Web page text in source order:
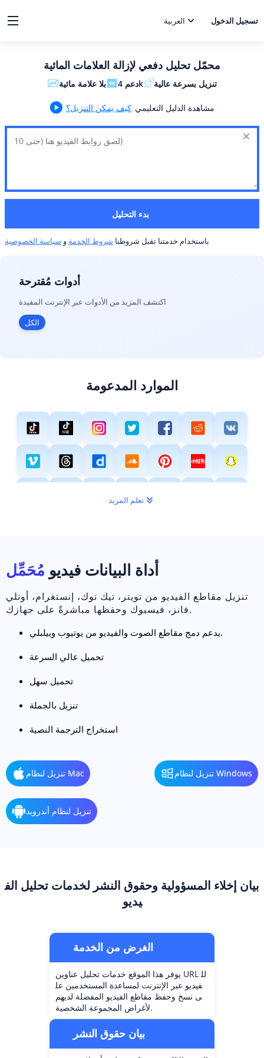
العربية تسجيل الدخول
محمّل تحليل دفعي لإزالة العلامات المائية
بلا علامة مائية دعم 4k تنزيل بسرعة عالية
كيف يمكن التنزيل؟ مشاهدة الدليل التعليمي
بدء التحليل
باستخدام خدمتنا تقبل شروطنا شروط الخدمة و سياسة الخصوصية
أدوات مُقترحة
اكتشف المزيد من الأدوات عبر الإنترنت المفيدة
الكل
الموارد المدعومة
تعلم المزيد
أداة البيانات فيديو مُحَمِّل
تنزيل مقاطع الفيديو من تويتر، تيك توك، إنستغرام، أونلي
فانز، فيسبوك وحفظها مباشرةً على جهازك.
يدعم دمج مقاطع الصوت والفيديو من يوتيوب وبيلبلي.
تحميل عالي السرعة
تحميل سهل
تنزيل بالجملة
استخراج الترجمة النصية
تنزيل لنظام Mac تنزيل لنظام Windows
تنزيل لنظام أندرويد
بيان إخلاء المسؤولية وحقوق النشر لخدمات تحليل الف
يديو
الغرض من الخدمة
يوفر هذا الموقع خدمات تحليل عناوين URL لل
فيديو عبر الإنترنت لمساعدة المستخدمين عل
ى نسخ وحفظ مقاطع الفيديو المفضلة لديهم
لأغراض المجموعة الشخصية.
بيان حقوق النشر